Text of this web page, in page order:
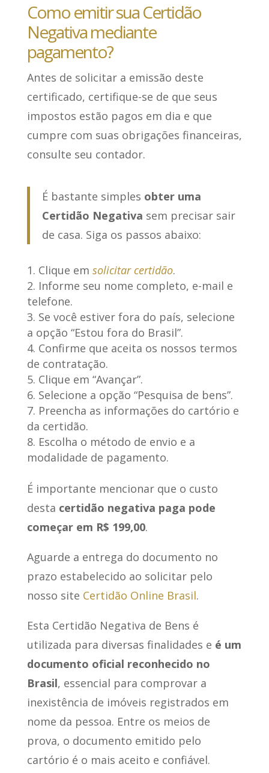
Como emitir sua Certidão
Negativa mediante
pagamento?
Antes de solicitar a emissão deste
certificado, certifique-se de que seus
impostos estão pagos em dia e que
cumpre com suas obrigações financeiras,
consulte seu contador.
É bastante simples obter uma
Certidão Negativa sem precisar sair
de casa. Siga os passos abaixo:
Clique em solicitar certidão.
Informe seu nome completo, e-mail e
telefone.
Se você estiver fora do país, selecione
a opção “Estou fora do Brasil”.
Confirme que aceita os nossos termos
de contratação.
Clique em “Avançar”.
Selecione a opção “Pesquisa de bens”.
Preencha as informações do cartório e
da certidão.
Escolha o método de envio e a
modalidade de pagamento.
É importante mencionar que o custo
desta certidão negativa paga pode
começar em R$ 199,00.
Aguarde a entrega do documento no
prazo estabelecido ao solicitar pelo
nosso site Certidão Online Brasil.
Esta Certidão Negativa de Bens é
utilizada para diversas finalidades e é um
documento oficial reconhecido no
Brasil, essencial para comprovar a
inexistência de imóveis registrados em
nome da pessoa. Entre os meios de
prova, o documento emitido pelo
cartório é o mais aceito e confiável.